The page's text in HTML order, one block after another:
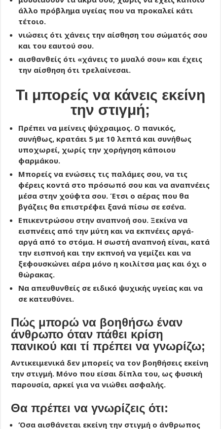
άλλο πρόβλημα υγείας που να προκαλεί κάτι
τέτοιο.
νιώσεις ότι χάνεις την αίσθηση του σώματός σου
και του εαυτού σου.
αισθανθείς ότι «χάνεις το μυαλό σου» και έχεις
την αίσθηση ότι τρελαίνεσαι.
Τι μπορείς να κάνεις εκείνη
την στιγμή;
Πρέπει να μείνεις ψύχραιμος. Ο πανικός,
συνήθως, κρατάει 5 με 10 λεπτά και συνήθως
υποχωρεί, χωρίς την χορήγηση κάποιου
φαρμάκου.
Μπορείς να ενώσεις τις παλάμες σου, να τις
φέρεις κοντά στο πρόσωπό σου και να αναπνέεις
μέσα στην χούφτα σου. Έτσι ο αέρας που θα
βγάζεις θα επιστρέφει ξανά πίσω σε εσένα.
Επικεντρώσου στην αναπνοή σου. Ξεκίνα να
εισπνέεις από την μύτη και να εκπνέεις αργά-
αργά από το στόμα. Η σωστή αναπνοή είναι, κατά
την εισπνοή και την εκπνοή να γεμίζει και να
ξεφουσκώνει αέρα μόνο η κοιλίτσα μας και όχι ο
θώρακας.
Να απευθυνθείς σε ειδικό ψυχικής υγείας και να
σε κατευθύνει.
Πώς μπορώ να βοηθήσω έναν
άνθρωπο όταν πάθει κρίση
πανικού και τί πρέπει να γνωρίζω;
Αντικειμενικά δεν μπορείς να τον βοηθήσεις εκείνη
την στιγμή. Μόνο που είσαι δίπλα του, ως φυσική
παρουσία, αρκεί για να νιώθει ασφαλής.
Θα πρέπει να γνωρίζεις ότι:
Όσα αισθάνεται εκείνη την στιγμή ο άνθρωπος